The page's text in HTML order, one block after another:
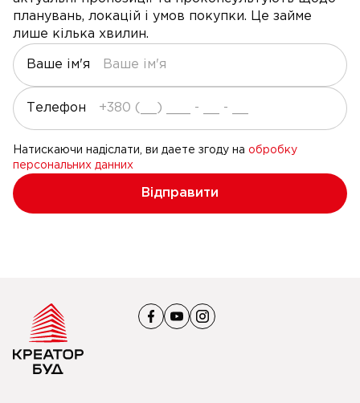
планувань, локацій і умов покупки. Це займе
лише кілька хвилин.
Ваше ім'я
Телефон
Натискаючи надіслати, ви даете згоду на обробку
персональних данних
Відправити